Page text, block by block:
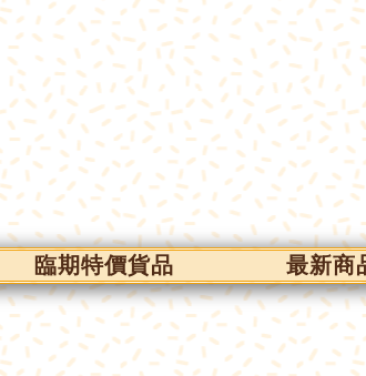
臨期特價貨品 最新商